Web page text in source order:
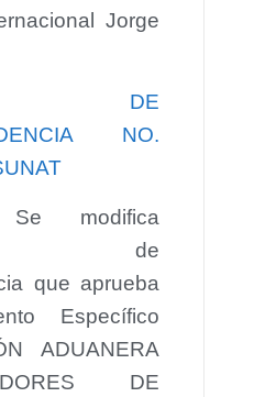
Jorge
DE
NO.
modifica
de
que aprueba
Específico
ADUANERA
DE